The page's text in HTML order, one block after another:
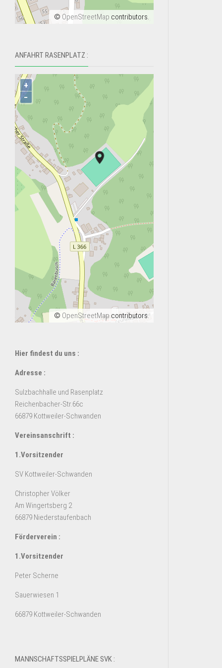
© OpenStreetMap contributors.
ANFAHRT RASENPLATZ :
+
−
© OpenStreetMap contributors.
Hier findest du uns :
Adresse :
Sulzbachhalle und Rasenplatz
Reichenbacher-Str.66c
66879 Kottweiler-Schwanden
Vereinsanschrift :
1.Vorsitzender
SV Kottweiler-Schwanden
Christopher Völker
Am Wingertsberg 2
66879 Niederstaufenbach
Förderverein :
1.Vorsitzender
Peter Scherne
Sauerwiesen 1
66879 Kottweiler-Schwanden
MANNSCHAFTSSPIELPLÄNE SVK :